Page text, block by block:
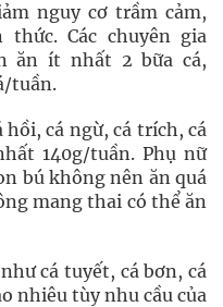
nguy cơ trầm cảm,
Các chuyên gia
ăn ít nhất 2 bữa cá,
tuần.
hồi, cá ngừ, cá trích, cá
140g/tuần. Phụ nữ
bú không nên ăn quá
mang thai có thể ăn
cá tuyết, cá bơn, cá
nhiêu tùy nhu cầu của